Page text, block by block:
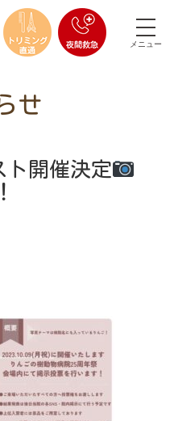
メニュー
せ
ト開催決定